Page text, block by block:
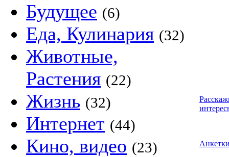
Будущее (6)
Еда, Кулинария (32)
Животные,
Растения (22)
Жизнь (32)
Интернет (44)
Кино, видео (23)